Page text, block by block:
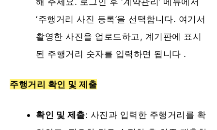
‘주행거리 사진 등록’을 선택합니다. 여기서
촬영한 사진을 업로드하고, 계기판에 표시
된 주행거리 숫자를 입력하면 됩니다 .
주행거리 확인 및 제출
확인 및 제출: 사진과 입력한 주행거리를 확